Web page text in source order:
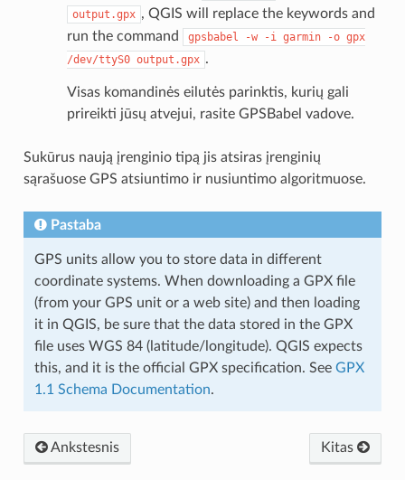
output.gpx , QGIS will replace the keywords and
run the command
gpsbabel -w -i garmin -o gpx
/dev/ttyS0 output.gpx .
Visas komandinės eilutės parinktis, kurių gali
prireikti jūsų atvejui, rasite GPSBabel vadove.
Sukūrus naują įrenginio tipą jis atsiras įrenginių
sąrašuose GPS atsiuntimo ir nusiuntimo algoritmuose.
Pastaba
GPS units allow you to store data in different
coordinate systems. When downloading a GPX file
(from your GPS unit or a web site) and then loading
it in QGIS, be sure that the data stored in the GPX
file uses WGS 84 (latitude/longitude). QGIS expects
this, and it is the official GPX specification. See GPX
1.1 Schema Documentation.
Ankstesnis Kitas